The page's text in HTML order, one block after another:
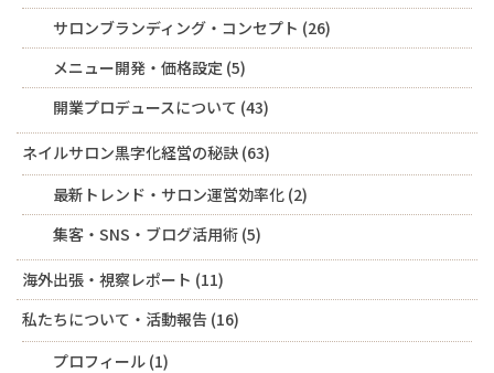
サロンブランディング・コンセプト (26)
メニュー開発・価格設定 (5)
開業プロデュースについて (43)
ネイルサロン黒字化経営の秘訣 (63)
最新トレンド・サロン運営効率化 (2)
集客・SNS・ブログ活用術 (5)
海外出張・視察レポート (11)
私たちについて・活動報告 (16)
プロフィール (1)